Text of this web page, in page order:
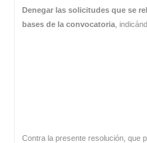
Denegar las solicitudes que se
bases de la convocatoria ,
Contra la presente resolución, que